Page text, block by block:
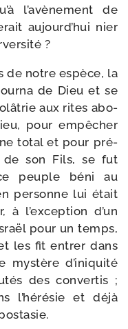
l’avènement de
aujourd’hui nier
?
de notre espèce, la
de Dieu et se
aux rites abo­
pour empê­cher
total et pour pré­
son Fils, se fut
peuple béni au
per­sonne lui était
l’exception d’un
pour un temps,
les fit entrer dans
mys­tère d’iniquité
des conver­tis ;
l’hérésie et déjà